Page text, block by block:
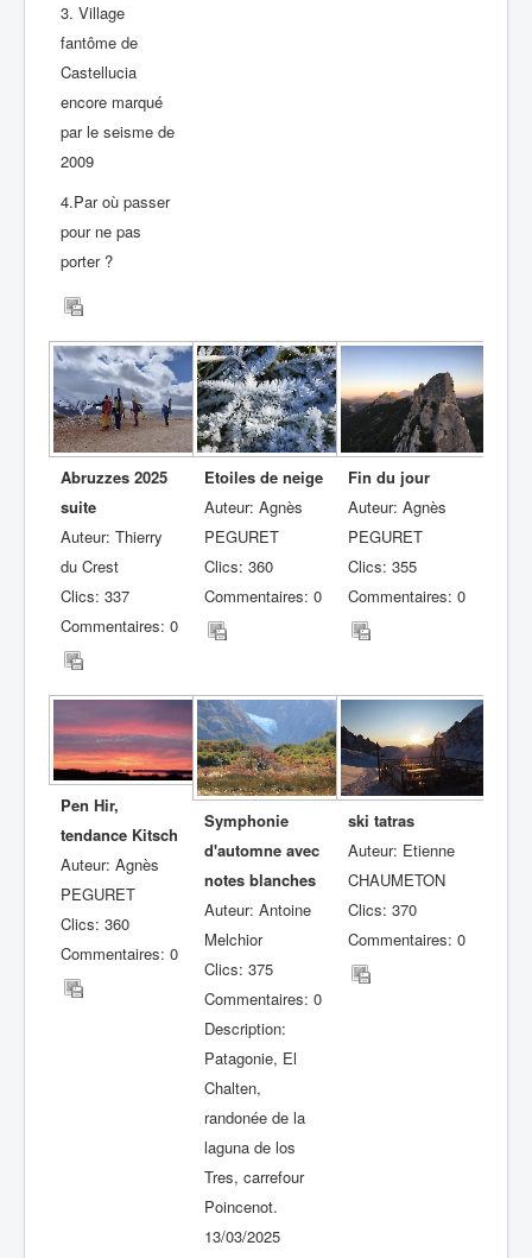
3. Village
fantôme de
Castellucia
encore marqué
par le seisme de
2009
4.Par où passer
pour ne pas
porter ?
Abruzzes 2025
suite
Auteur: Thierry
du Crest
Clics: 337
Commentaires: 0
Etoiles de neige
Auteur: Agnès
PEGURET
Clics: 360
Commentaires: 0
Fin du jour
Auteur: Agnès
PEGURET
Clics: 355
Commentaires: 0
Pen Hir,
tendance Kitsch
Auteur: Agnès
PEGURET
Clics: 360
Commentaires: 0
Symphonie
d'automne avec
notes blanches
Auteur: Antoine
Melchior
Clics: 375
Commentaires: 0
Description:
Patagonie, El
Chalten,
randonée de la
laguna de los
Tres, carrefour
Poincenot.
13/03/2025
ski tatras
Auteur: Etienne
CHAUMETON
Clics: 370
Commentaires: 0